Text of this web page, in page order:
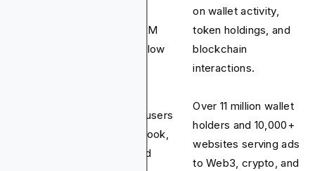
behaviors. CRM
integrations allow
on wallet activity,
token holdings, and
blockchain
interactions.
Over 8 billion users
across Facebook,
Instagram, and
Over 11 million wallet
holders and 10,000+
websites serving ads
to Web3, crypto, and